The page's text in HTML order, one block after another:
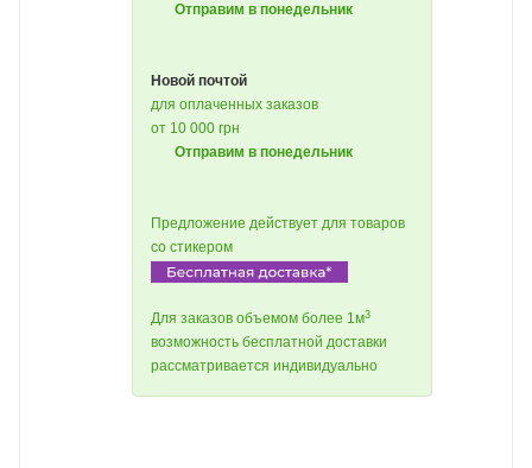
Отправим в понедельник
Новой почтой
для оплаченных заказов
от 10 000 грн
Отправим в понедельник
Предложение действует для товаров
со стикером
Для заказов объемом более 1м3
возможность бесплатной доставки
рассматривается индивидуально